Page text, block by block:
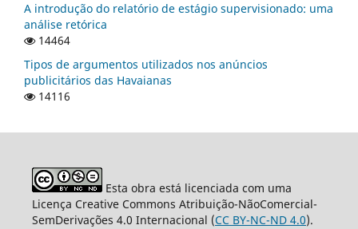
A introdução do relatório de estágio supervisionado: uma
análise retórica
14464
Tipos de argumentos utilizados nos anúncios
publicitários das Havaianas
14116
Esta obra está licenciada com uma
Licença Creative Commons Atribuição-NãoComercial-
SemDerivações 4.0 Internacional (CC BY-NC-ND 4.0).